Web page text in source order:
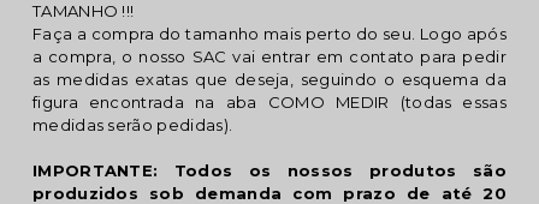
TAMANHO !!!
Faça a compra do tamanho mais perto do seu. Logo após
a compra, o nosso SAC vai entrar em contato para pedir
as medidas exatas que deseja, seguindo o esquema da
figura encontrada na aba COMO MEDIR (todas essas
medidas serão pedidas).
IMPORTANTE: Todos os nossos produtos são
produzidos sob demanda com prazo de até 20